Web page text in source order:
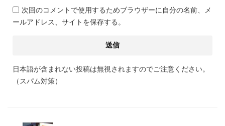
次回のコメントで使用するためブラウザーに自分の名前、メ
ールアドレス、サイトを保存する。
日本語が含まれない投稿は無視されますのでご注意ください。
（スパム対策）